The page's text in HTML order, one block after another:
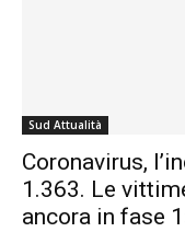
Sud Attualità
Coronavirus,
1.363. Le
ancora in fase